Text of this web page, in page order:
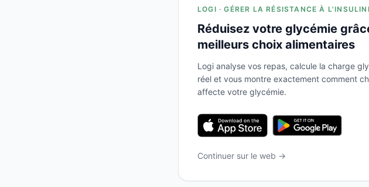
LOGI · GÉRER LA RÉSISTANCE À
Réduisez votre glycémie
meilleurs choix alimentaires
Logi analyse vos repas, calcule la charge
réel et vous montre exactement comment
affecte votre glycémie.
Continuer sur le web →